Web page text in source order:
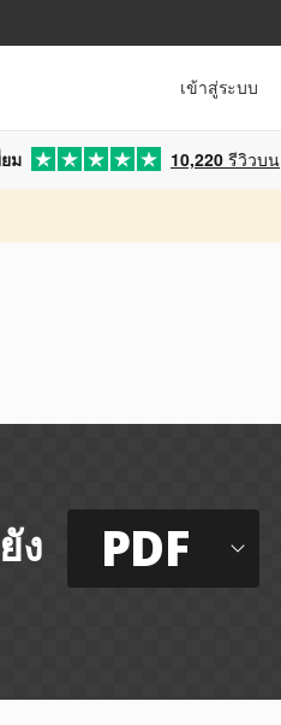
เข้าสู่ระบบ
ม 10,220 รีวิวบน
ง PDF